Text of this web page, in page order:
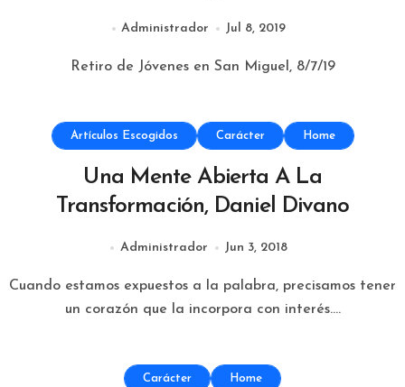
Administrador Jul 8, 2019
Retiro de Jóvenes en San Miguel, 8/7/19
Artículos Escogidos Carácter Home
Una Mente Abierta A La
Transformación, Daniel Divano
Administrador Jun 3, 2018
Cuando estamos expuestos a la palabra, precisamos tener
un corazón que la incorpora con interés....
Carácter Home